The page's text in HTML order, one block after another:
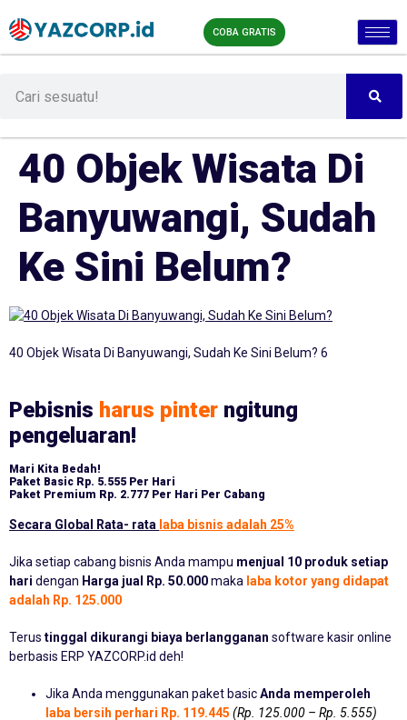
COBA GRATIS
40 Objek Wisata Di
Banyuwangi, Sudah
Ke Sini Belum?
40 Objek Wisata Di Banyuwangi, Sudah Ke Sini Belum? 6
Pebisnis harus pinter ngitung
pengeluaran!
Mari Kita Bedah!
Paket Basic Rp. 5.555 Per Hari
Paket Premium Rp. 2.777 Per Hari Per Cabang
Secara Global Rata- rata laba bisnis adalah 25%
Jika setiap cabang bisnis Anda mampu menjual 10 produk setiap
hari dengan Harga jual Rp. 50.000maka laba kotor yang didapat
adalah Rp. 125.000
Terus tinggal dikurangi biaya berlangganan software kasir online
berbasis ERP YAZCORP.id deh!
Jika Anda menggunakan paket basicAnda memperoleh
laba bersih perhari Rp. 119.445 (Rp. 125.000 – Rp. 5.555)